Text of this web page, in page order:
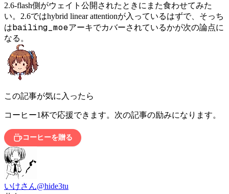
2.6-flash側がウェイト公開されたときにまた食わせてみた
い。2.6ではhybrid linear attentionが入っているはずで、そっち
はbailing_moeアーキでカバーされているかが次の論点に
なる。
この記事が気に入ったら
コーヒー1杯で応援できます。次の記事の励みになります。
コーヒーを贈る
いけさん@hide3tu